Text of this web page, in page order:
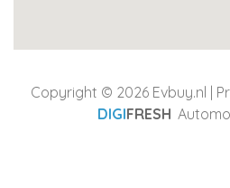
Copyright © 2026 Evbuy.nl |
DIGIFRESH